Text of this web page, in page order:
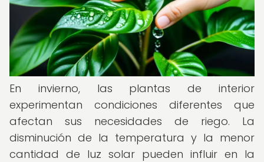
En invierno, las plantas de interior
experimentan condiciones diferentes que
afectan sus necesidades de riego. La
disminución de la temperatura y la menor
cantidad de luz solar pueden influir en la